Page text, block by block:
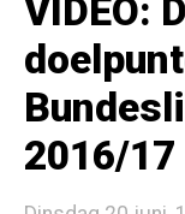
VIDEO:
2016/17